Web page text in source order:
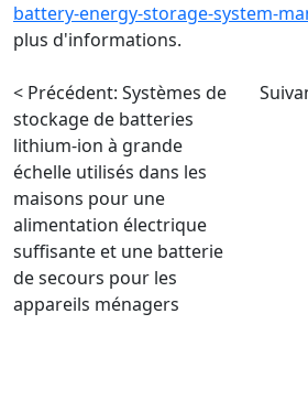
battery-energy-storage-system-
plus d'informations.
< Précédent: Systèmes de
stockage de batteries
lithium-ion à grande
échelle utilisés dans les
maisons pour une
alimentation électrique
suffisante et une batterie
de secours pour les
appareils ménagers